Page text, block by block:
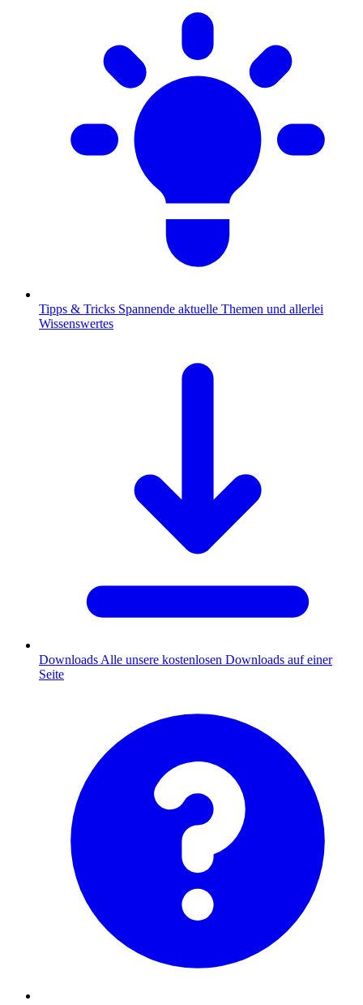
Tipps & Tricks Spannende aktuelle Themen und allerlei
Wissenswertes
Downloads Alle unsere kostenlosen Downloads auf einer
Seite